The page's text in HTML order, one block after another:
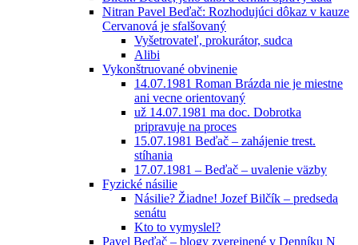
Nitran Pavel Beďač: Rozhodujúci dôkaz v kauze
Cervanová je sfalšovaný
Vyšetrovateľ, prokurátor, sudca
Alibi
Vykonštruované obvinenie
14.07.1981 Roman Brázda nie je miestne
ani vecne orientovaný
už 14.07.1981 ma doc. Dobrotka
pripravuje na proces
15.07.1981 Beďač – zahájenie trest.
stíhania
17.07.1981 – Beďač – uvalenie väzby
Fyzické násilie
Násilie? Žiadne! Jozef Bilčík – predseda
senátu
Kto to vymyslel?
Pavel Beďač – blogy zverejnené v Denníku N